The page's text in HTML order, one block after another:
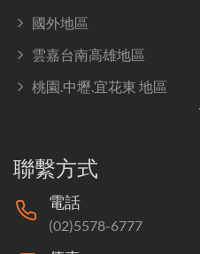
國外地區
雲嘉台南高雄地區
桃園.中壢.宜花東 地區
聯繫方式
電話
(02)5578-6777